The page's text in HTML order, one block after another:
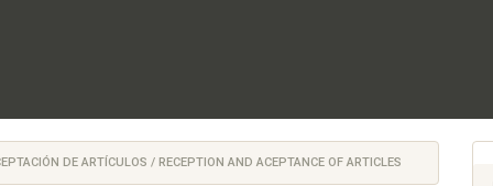
DE ARTÍCULOS / RECEPTION AND ACEPTANCE OF ARTICLES